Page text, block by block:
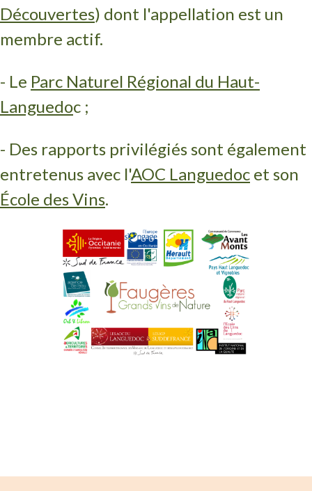
Découvertes) dont l'appellation est un
membre actif.
- Le Parc Naturel Régional du Haut-
Languedoc ;
- Des rapports privilégiés sont également
entretenus avec l'AOC Languedoc et son
École des Vins.